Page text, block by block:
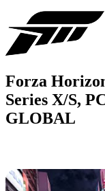
Forza
Series X/S,
GLOBAL